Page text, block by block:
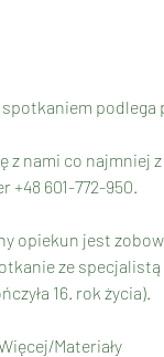
podlega
nami co najmniej
601-772-950.
opiekun jest
ze
16. rok życia).
Materiały